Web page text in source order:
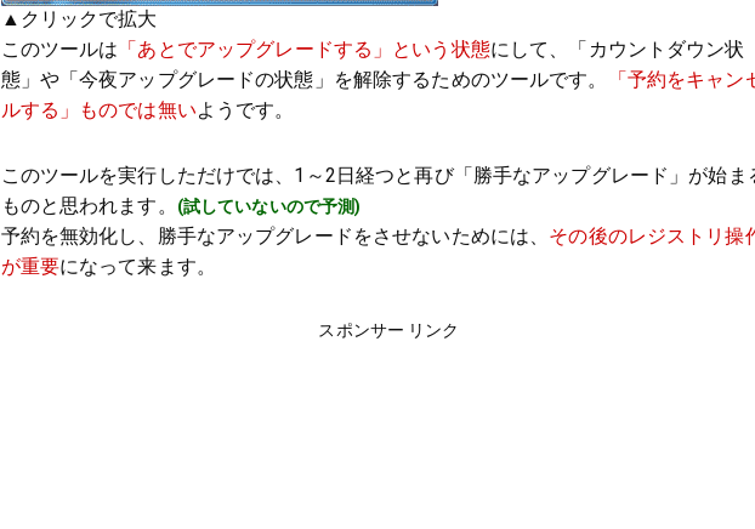
▲クリックで拡大
このツールは 「あとでアップグレードする」という状態にして、「カウントダウン状
態」や「今夜アップグレードの状態」を解除するためのツールです。
「予約をキャン
ルする」ものでは無いようです。
このツールを実行しただけでは、1～2日経つと再び「勝手なアップグレード」が始ま
ものと思われます。
(試していないので予測)
予約を無効化し、勝手なアップグレードをさせないためには、 その後のレジストリ操
が重要になって来ます。
スポンサー リンク